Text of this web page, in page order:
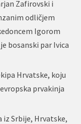
Zafirovski i
odličjem
Igorom
bosanski par Ivica
Hrvatske, koju
prvakinja
iz Srbije, Hrvatske,